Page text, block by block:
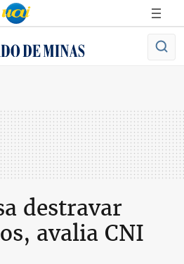
destravar
avalia CNI